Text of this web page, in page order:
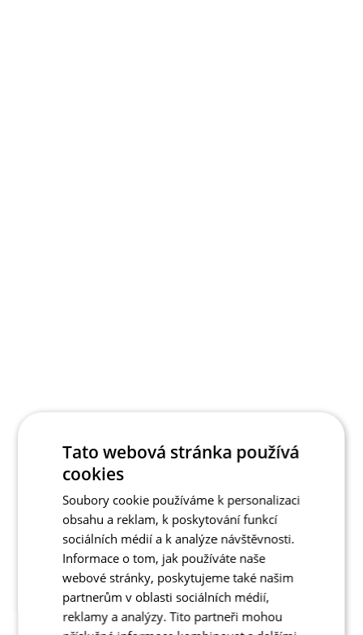
Tato webová stránka používá
cookies
Soubory cookie používáme k personalizaci
obsahu a reklam, k poskytování funkcí
sociálních médií a k analýze návštěvnosti.
Informace o tom, jak používáte naše
webové stránky, poskytujeme také našim
partnerům v oblasti sociálních médií,
reklamy a analýzy. Tito partneři mohou